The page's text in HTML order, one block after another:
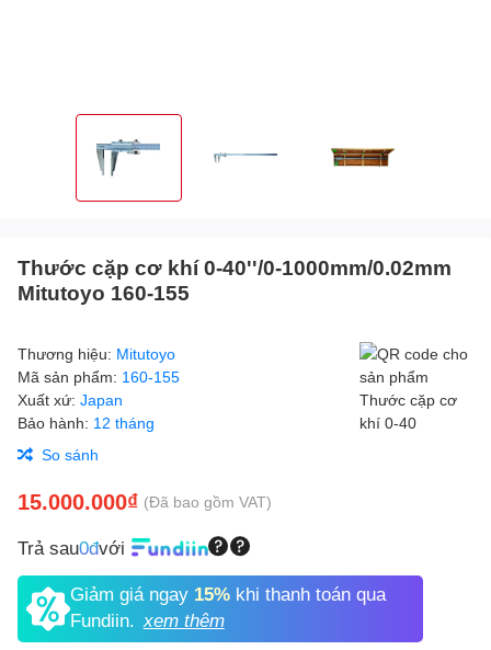
Thước cặp cơ khí 0-40''/0-1000mm/0.02mm
Mitutoyo 160-155
Thương hiệu: Mitutoyo
Mã sản phẩm: 160-155
Xuất xứ: Japan
Bảo hành: 12 tháng
So sánh
15.000.000₫ (Đã bao gồm VAT)
Trả sau0đvới
Giảm giá ngay 15%khi thanh toán qua
Fundiin. xem thêm